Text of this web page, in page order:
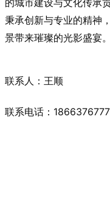
的城市建设与文化传承
秉承创新与专业的精神
景带来璀璨的光影盛宴。
联系人：王顺
联系电话：